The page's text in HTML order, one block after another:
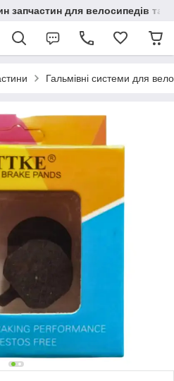
запчастин для велосипедів та
Гальмівні системи для